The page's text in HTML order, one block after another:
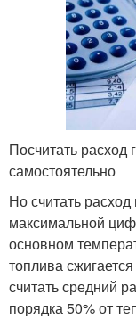
Посчитать расход
самостоятельно
Но считать
максимальной
основном
топлива
считать средний
порядка 50% от